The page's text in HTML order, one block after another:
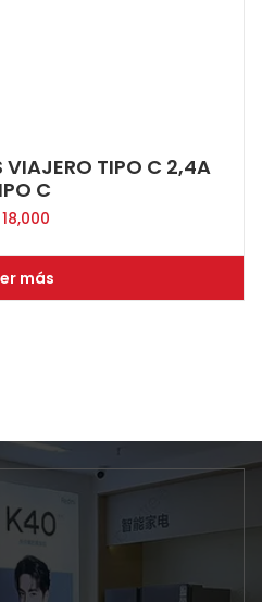
VIAJERO TIPO C 2,4A
C
18,000
más